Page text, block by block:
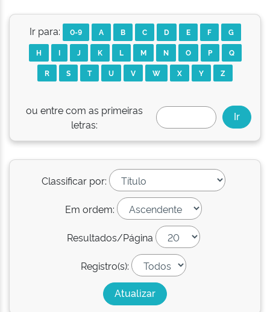
Ir para: 0-9 A B C D E F
G
H
I J K L M N O P
Q
R
S T U V W X Y Z
ou entre com as primeiras
letras:
Classificar por:
Em ordem:
Resultados/Página
Registro(s):